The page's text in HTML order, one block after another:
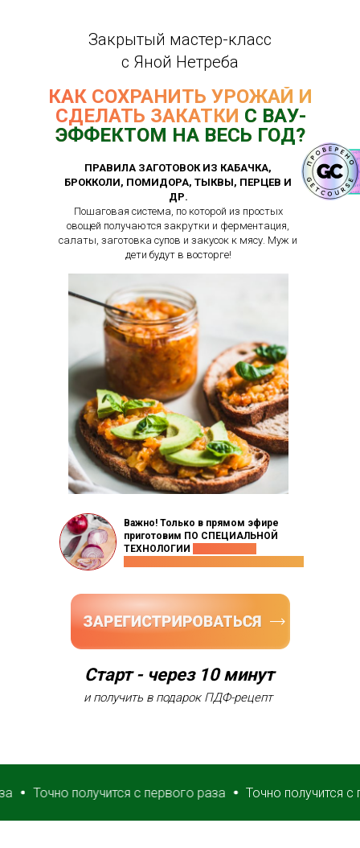
ПРАВИЛА ЗАГОТОВОК ИЗ КАБАЧКА,
БРОККОЛИ, ПОМИДОРА, ТЫКВЫ, ПЕРЦЕВ И
ДР.
Пошаговая система, по которой из простых
овощей получаются закрутки и ферментация,
салаты, заготовка супов и закусок к мясу. Муж и
дети будут в восторге!
КАК СОХРАНИТЬ УРОЖАЙ И
СДЕЛАТЬ ЗАКАТКИ С ВАУ-
ЭФФЕКТОМ НА ВЕСЬ ГОД?
Важно! Только в прямом эфире
приготовим ПО СПЕЦИАЛЬНОЙ
ТЕХНОЛОГИИ
Закрытый мастер-класс
с Яной Нетреба
Старт - через 10 минут
и получить в подарок ПДФ-рецепт
получится с первого раза Точно получится с